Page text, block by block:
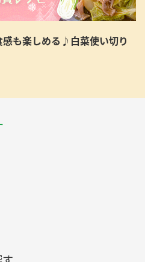
感も楽しめる♪白菜使い切り